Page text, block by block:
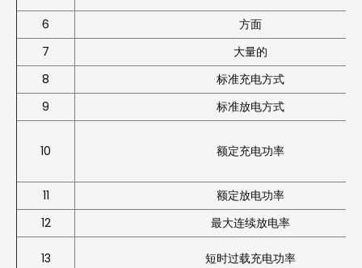
6
方面
7
大量的
8
标准充电方式
9
标准放电方式
10 额定充电功率
11
额定放电功率
12
最大连续放电率
13 短时过载充电功率